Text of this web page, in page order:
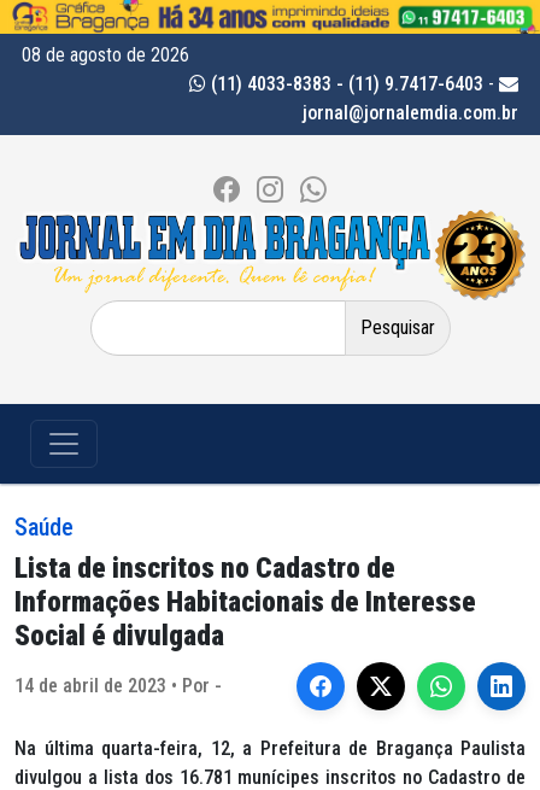
08 de agosto de 2026
(11) 4033-8383 - (11) 9.7417-6403 -
jornal@jornalemdia.com.br
Pesquisar
por:
Saúde
Lista de inscritos no Cadastro de
Informações Habitacionais de Interesse
Social é divulgada
14 de abril de 2023 • Por -
Na última quarta-feira, 12, a Prefeitura de Bragança Paulista
divulgou a lista dos 16.781 munícipes inscritos no Cadastro de